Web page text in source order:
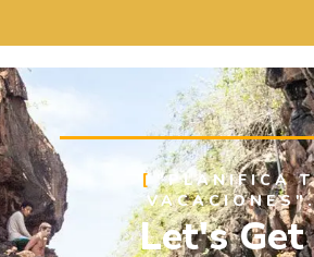
"PLANIFICA
Let's Get